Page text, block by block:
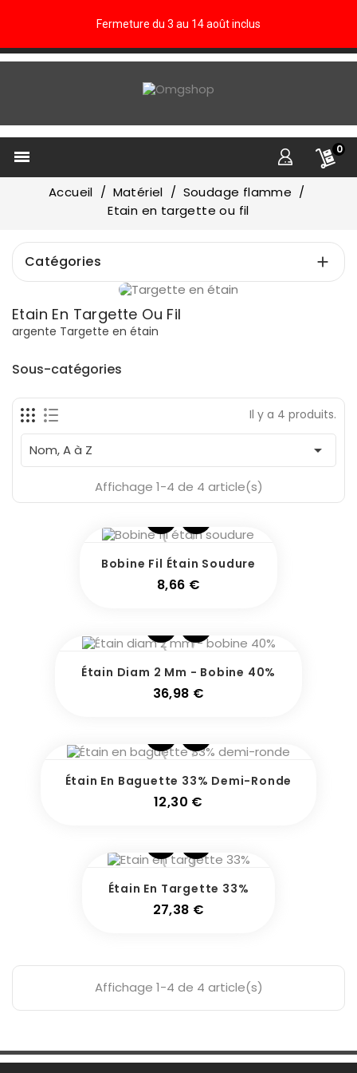
Fermeture du 3 au 14 août inclus
 0
Accueil Matériel
Soudage flamme
Etain en targette ou fil
Prix
€
Fabricants
En Stock
Catégories 
Etain En Targette Ou Fil
argente Targette en étain
Sous-catégories
Il y a 4 produits.
Nom, A à Z 
Affichage 1-4 de 4 article(s)
Bobine Fil Étain Soudure
8,66 €
Étain Diam 2 Mm - Bobine 40%
36,98 €
Étain En Baguette 33% Demi-Ronde
12,30 €
Étain En Targette 33%
27,38 €
Affichage 1-4 de 4 article(s)